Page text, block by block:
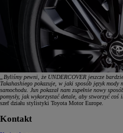
„Byliśmy pewni, że UNDERCOVER jeszcze
Takahashiego pokazuje, w jaki sposób język mody
samochodu. Jun pokazał nam zupełnie nowy
pomysły, jak wykorzystać detale, aby stworzyć coś
szef działu stylistyki Toyota Motor Europe.
Kontakt